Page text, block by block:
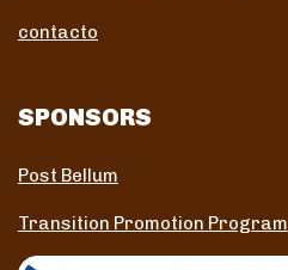
contacto
SPONSORS
Post Bellum
Transition Promotion Program